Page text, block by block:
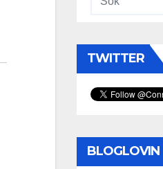
TWITTER
BLOGLOVIN